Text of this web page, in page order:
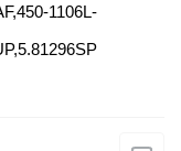
1106L-